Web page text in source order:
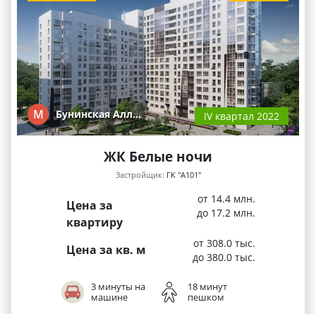
М Бунинская Алл… IV квартал 2022
ЖК Белые ночи
Застройщик: ГК "А101"
Цена за
квартиру
от 14.4 млн.
до 17.2 млн.
Цена за кв. м
от 308.0 тыс.
до 380.0 тыс.
3 минуты на
машине
18 минут
пешком